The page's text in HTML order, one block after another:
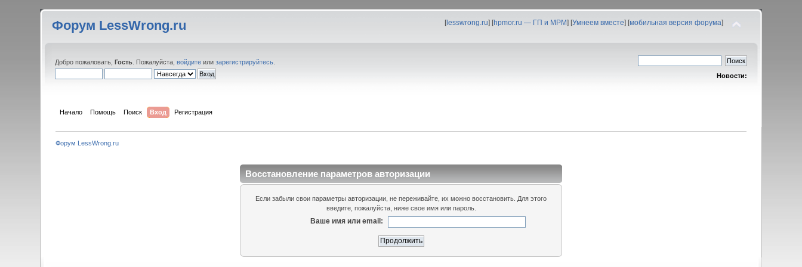
Форум LessWrong.ru [lesswrong.ru] [hpmor.ru — ГП и МРМ] [Умнеем вместе] [мобильная версия форума]
Добро пожаловать,Гость . Пожалуйста,войдите илизарегистрируйтесь
Новости:
Начало Помощь Поиск Вход Регистрация
Форум LessWrong.ru
Восстановление параметров авторизации
Если забыли свои параметры авторизации, не переживайте, их можно восстановить. Для этого
введите, пожалуйста, ниже свое имя или пароль.
Ваше имя или email: